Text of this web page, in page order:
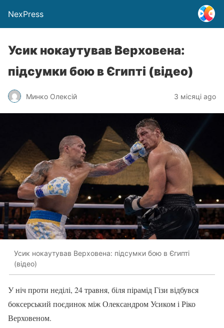
NexPress
Усик нокаутував Верховена:
підсумки бою в Єгипті (відео)
Минко Олексій 3 місяці ago
Усик нокаутував Верховена: підсумки бою в Єгипті
(відео)
У ніч проти неділі, 24 травня, біля пірамід Гізи відбувся
боксерський поєдинок між Олександром Усиком і Ріко
Верховеном.